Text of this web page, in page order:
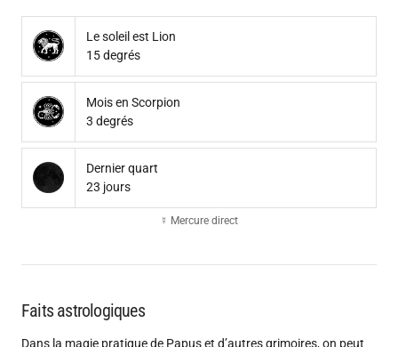
Le soleil est Lion
15 degrés
Mois en Scorpion
3 degrés
Dernier quart
23 jours
☿ Mercure direct
Faits astrologiques
Dans la magie pratique de Papus et d’autres grimoires, on peut